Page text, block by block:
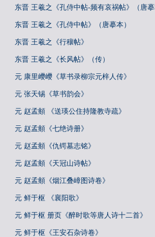
东晋 王羲之《孔侍中帖-频有哀祸帖》（唐摹
东晋 王羲之《孔侍中帖》（唐摹本）
东晋 王羲之《行穰帖》
东晋 王羲之《长风帖》（传）
元 康里巎巎《草书录柳宗元梓人传》
元 张天锡《草书韵会》
元 赵孟頫 《送瑛公住持隆教寺疏》
元 赵孟頫《七绝诗册》
元 赵孟頫《仇锷墓志铭》
元 赵孟頫《天冠山诗帖》
元 赵孟頫《烟江叠嶂图诗卷》
元 鲜于枢 《襄阳歌》
元 鲜于枢 册页《醉时歌等唐人诗十二首》
元 鲜于枢《王安石杂诗卷》